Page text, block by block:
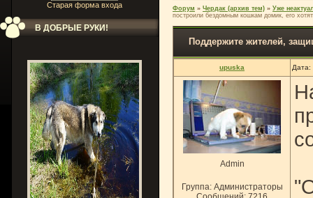
Старая форма входа
В ДОБРЫЕ РУКИ!
Форум » Чердак (архив тем) » Уже
построили бездомным кошкам домик, его
Поддержите жителей,
upuska Дата:
Admin
Группа: Администраторы